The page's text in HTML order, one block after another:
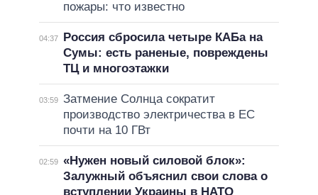
пожары: что известно
04:37
Россия сбросила четыре КАБа на
Сумы: есть раненые, повреждены
ТЦ и многоэтажки
03:59 Затмение Солнца сократит
производство электричества в ЕС
почти на 10 ГВт
02:59 «Нужен новый силовой блок»:
Залужный объяснил свои слова о
вступлении Украины в НАТО